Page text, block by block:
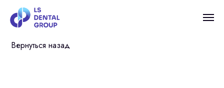
Вернуться назад